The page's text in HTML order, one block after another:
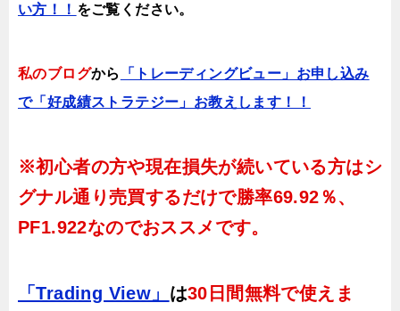
い方！！ をご覧ください。
私のブログから
「トレーディングビュー」お申し込み
で「好成績ストラテジー」お教えします！！
※初心者の方や現在損失が続いている方はシ
グナル通り売買するだけで勝率69.92％、
PF1.922なのでおススメです。
「Trading View」 は30日間無料で使えま